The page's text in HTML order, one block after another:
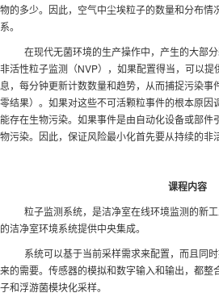
物的多少。因此，空气中尘埃粒子的数量和分布情
系。
在现代无菌环境的生产操作中，产生的大部
非活性粒子监测（NVP），如果配置得当，可以
息，每分钟更新计数数量和趋势，从而捕捉污染事
零结果）。如果对这些不可活颗粒事件的根本原因
能存在生物污染。如果事件是由自动化设备或部件
物污染。因此，保证风险最小化首先要从持续的非
课程内容
粒子监测系统，是洁净室在线环境监测的新
的洁净室环境系统提供中央集成。
系统可以基于当前采样需求来配置，而且同
来的需要。传感器的模拟和数字输入和输出，都整
子和浮游菌模块化采样。